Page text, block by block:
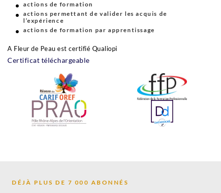
actions de formation
actions permettant de valider les acquis de
l’expérience
actions de formation par apprentissage
A Fleur de Peau est certifié Qualiopi
Certificat téléchargeable
DÉJÀ PLUS DE 7 000 ABONNÉS